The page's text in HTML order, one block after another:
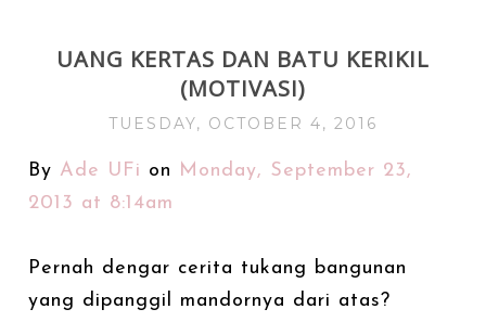
UANG KERTAS DAN BATU KERIKIL
(MOTIVASI)
TUESDAY, OCTOBER 4, 2016
By Ade UFi on Monday, September 23,
2013 at 8:14am
Pernah dengar cerita tukang bangunan
yang dipanggil mandornya dari atas?